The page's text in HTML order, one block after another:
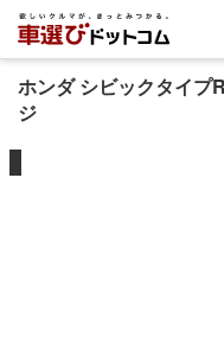
ホンダ シビックタイプ
ジ